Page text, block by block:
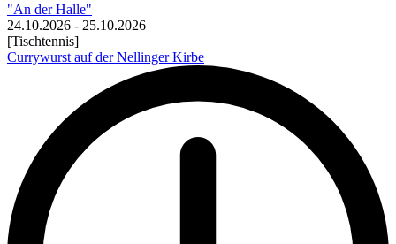
"An der Halle"
24.10.2026 - 25.10.2026
[Tischtennis]
Currywurst auf der Nellinger Kirbe